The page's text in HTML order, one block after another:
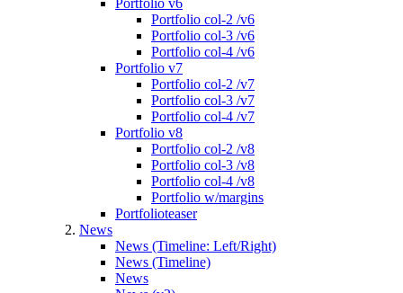
Portfolio v6
Portfolio col-2 /v6
Portfolio col-3 /v6
Portfolio col-4 /v6
Portfolio v7
Portfolio col-2 /v7
Portfolio col-3 /v7
Portfolio col-4 /v7
Portfolio v8
Portfolio col-2 /v8
Portfolio col-3 /v8
Portfolio col-4 /v8
Portfolio w/margins
Portfolioteaser
News
News (Timeline: Left/Right)
News (Timeline)
News